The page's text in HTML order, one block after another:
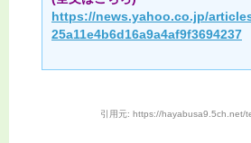
https://news.yahoo.co.jp/
25a11e4b6d16a9a4af9f3694237
引用元: https://hayabusa9.5ch.net/